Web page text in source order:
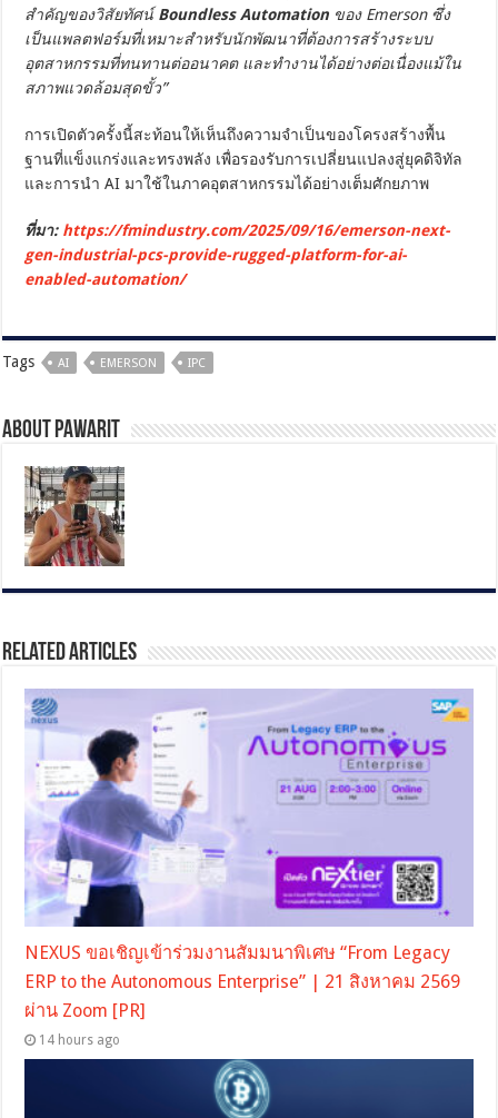
สำคัญของวิสัยทัศน์ Boundless Automation ของ Emerson ซึ่ง
เป็นแพลตฟอร์มที่เหมาะสำหรับนักพัฒนาที่ต้องการสร้างระบบ
อุตสาหกรรมที่ทนทานต่ออนาคต และทำงานได้อย่างต่อเนื่องแม้ใน
สภาพแวดล้อมสุดขั้ว”
การเปิดตัวครั้งนี้สะท้อนให้เห็นถึงความจำเป็นของโครงสร้างพื้น
ฐานที่แข็งแกร่งและทรงพลัง เพื่อรองรับการเปลี่ยนแปลงสู่ยุคดิจิทัล
และการนำ AI มาใช้ในภาคอุตสาหกรรมได้อย่างเต็มศักยภาพ
ที่มา: https://fmindustry.com/2025/09/16/emerson-next-
gen-industrial-pcs-provide-rugged-platform-for-ai-
enabled-automation/
Tags AI EMERSON IPC
About pawarit
Related Articles
NEXUS ขอเชิญเข้าร่วมงานสัมมนาพิเศษ “From Legacy
ERP to the Autonomous Enterprise” | 21 สิงหาคม 2569
ผ่าน Zoom [PR]
14 hours ago